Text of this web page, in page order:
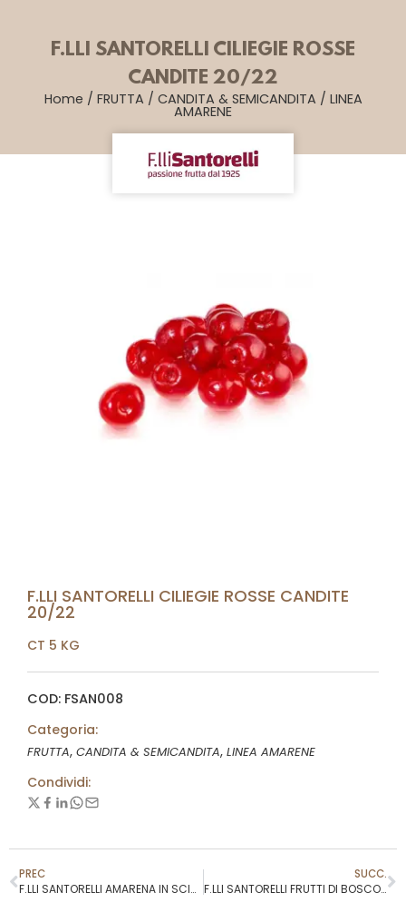
F.LLI SANTORELLI CILIEGIE ROSSE
CANDITE 20/22
Home / FRUTTA / CANDITA & SEMICANDITA / LINEA
AMARENE
F.LLI SANTORELLI CILIEGIE ROSSE CANDITE
20/22
CT 5 KG
COD: FSAN008
Categoria:
FRUTTA, CANDITA & SEMICANDITA, LINEA AMARENE
Condividi:
PREC
F.LLI SANTORELLI AMARENA IN SCIROPPO INTERA 20/22
SUCC.
F.LLI SANTORELLI FRUTTI DI BOSCO SEMICANDITI